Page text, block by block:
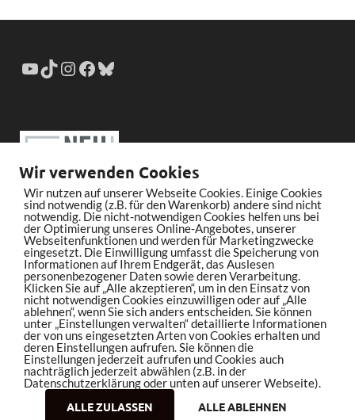
Wir verwenden Cookies
Wir nutzen auf unserer Webseite Cookies. Einige Cookies
sind notwendig (z.B. für den Warenkorb) andere sind nicht
notwendig. Die nicht-notwendigen Cookies helfen uns bei
der Optimierung unseres Online-Angebotes, unserer
Webseitenfunktionen und werden für Marketingzwecke
eingesetzt. Die Einwilligung umfasst die Speicherung von
Informationen auf Ihrem Endgerät, das Auslesen
personenbezogener Daten sowie deren Verarbeitung.
Klicken Sie auf „Alle akzeptieren“, um in den Einsatz von
nicht notwendigen Cookies einzuwilligen oder auf „Alle
ablehnen“, wenn Sie sich anders entscheiden. Sie können
unter „Einstellungen verwalten“ detaillierte Informationen
der von uns eingesetzten Arten von Cookies erhalten und
deren Einstellungen aufrufen. Sie können die
Einstellungen jederzeit aufrufen und Cookies auch
nachträglich jederzeit abwählen (z.B. in der
Datenschutzerklärung oder unten auf unserer Webseite).
ALLE ZULASSEN
ALLE ABLEHNEN